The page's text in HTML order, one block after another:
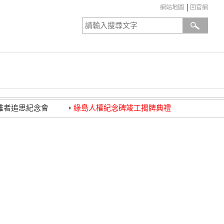
網站地圖 回官網
者追思紀念會 綠島人權紀念碑竣工揭牌典禮